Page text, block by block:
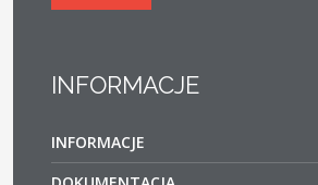
INFORMACJE
INFORMACJE